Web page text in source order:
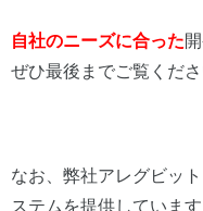
自社のニーズに合った
ぜひ最後までご覧くださ
なお、弊社アレグビッ
ステムを提供しています